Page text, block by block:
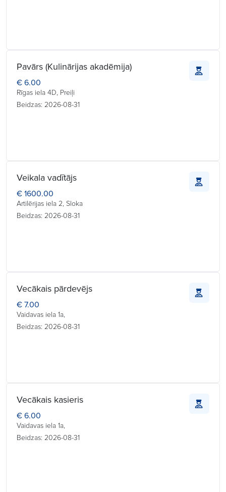
Pavārs (Kulinārijas akadēmija)
€ 6.00
Rīgas iela 4D, Preiļi
Beidzas: 2026-08-31
Veikala vadītājs
€ 1600.00
Artilērijas iela 2, Sloka
Beidzas: 2026-08-31
Vecākais pārdevējs
€ 7.00
Vaidavas iela 1a,
Beidzas: 2026-08-31
Vecākais kasieris
€ 6.00
Vaidavas iela 1a,
Beidzas: 2026-08-31